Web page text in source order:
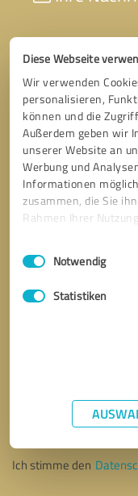
Diese Webseite
Wir verwenden
personalisieren,
können und die
Außerdem geben wir
unserer Website an
Werbung und
Informationen
zusammen, die Sie
Rahmen Ihrer
Impressum
Einwilligungsauswahl
Notwendig
Statistiken
Ich stimme den